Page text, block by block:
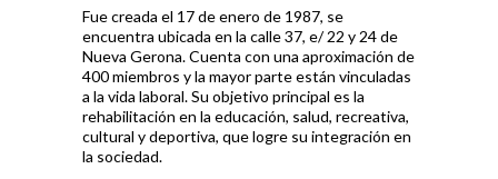
Fue creada el 17 de enero de 1987, se
encuentra ubicada en la calle 37, e/ 22 y 24 de
Nueva Gerona. Cuenta con una aproximación de
400 miembros y la mayor parte están vinculadas
a la vida laboral. Su objetivo principal es la
rehabilitación en la educación, salud, recreativa,
cultural y deportiva, que logre su integración en
la sociedad.